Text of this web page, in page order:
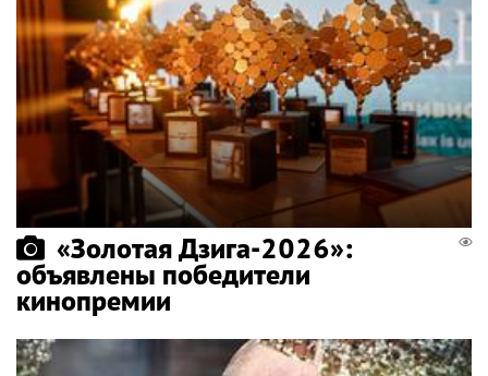
«Золотая Дзига-2026»:
объявлены победители
кинопремии